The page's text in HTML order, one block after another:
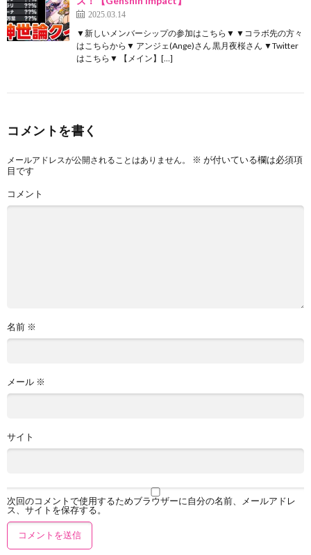
2025.03.14
▼新しいメンバーシップの参加はこちら▼ ▼コラボ先の方々
はこちらから▼ アンジェ(Ange)さん 黒月夜桜さん ▼Twitter
はこちら▼ 【メイン】[…]
コメントを書く
メールアドレスが公開されることはありません。 ※ が付いている欄は必須項
目です
コメント
名前 ※
メール ※
サイト
次回のコメントで使用するためブラウザーに自分の名前、メールアドレ
ス、サイトを保存する。